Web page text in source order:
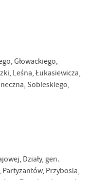
Głowackiego,
Leśna, Łukasiewicza,
Sobieskiego,
Działy, gen.
Przybosia,